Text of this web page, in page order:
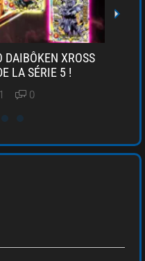
DAIBÔKEN XROSS
LA SÉRIE 5 !
0